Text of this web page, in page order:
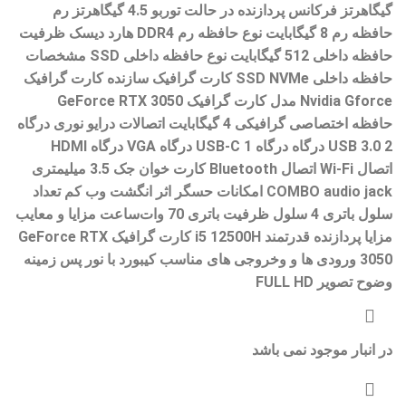
گیگاهرتز فرکانس پردازنده در حالت توربو 4.5 گیگاهرتز رم
حافظه رم 8 گیگابایت نوع حافظه رم DDR4 هارد دیسک ظرفیت
حافظه داخلی 512 گیگابایت نوع حافظه داخلی SSD مشخصات
حافظه داخلی SSD NVMe کارت گرافیک سازنده کارت گرافیک
Nvidia Gforce مدل کارت گرافیک GeForce RTX 3050
حافظه اختصاصی گرافیکی 4 گیگابایت اتصالات درایو نوری درگاه
USB 3.0 2 درگاه درگاه USB-C 1 درگاه VGA درگاه HDMI
اتصال Wi-Fi اتصال Bluetooth کارت خوان جک 3.5 میلیمتری
COMBO audio jack امکانات حسگر اثر انگشت وب کم تعداد
سلول باتری 4 سلول ظرفیت باتری 70 وات‌ساعت مزایا و معایب
مزایا پردازنده قدرتمند i5 12500H کارت گرافیک GeForce RTX
3050 ورودی ها و وخروجی های مناسب کیبورد با نور پس زمینه
وضوح تصویر FULL HD
در انبار موجود نمی باشد